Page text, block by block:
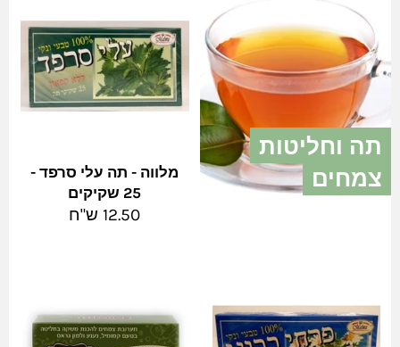
תה וחליטות
צמחים
מלווה - תה עלי סרפד -
25 שקיקים
מחיר
12.50 ש"ח